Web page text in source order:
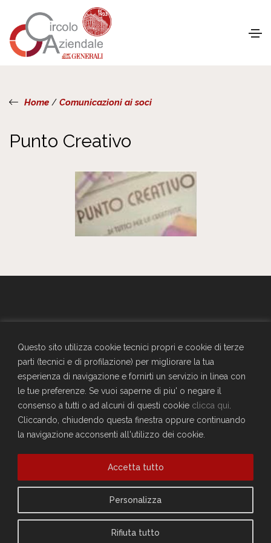
Questo sito utilizza cookie tecnici propri e cookie di terze
parti (tecnici e di profilazione) per migliorare la tua
esperienza di navigazione e fornirti un servizio in linea con
le tue preferenze. Se vuoi saperne di piu' o negare il
consenso a tutti o ad alcuni di questi cookie clicca qui
Cliccando, chiudendo questa finestra oppure continuando
la navigazione acconsenti all'utilizzo dei cookie.
Personalizza
Rifiuta tutto
Accetta tutto
Home/ Comunicazioni ai soci
Punto Creativo
SEDE SOCIALE
Largo Don Bonifacio 1, 34125 Trieste
Telefono: 040671198
CF. 90025330326
craltrieste@generali.com
Vuoi diventare socio del Circolo?
Scopri come fare
Sei già socio?
Compila il form per richiedere la registrazione al sito
Accedi
Privacy Policy
Cookie Policy